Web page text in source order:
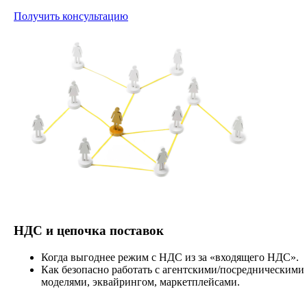
Получить консультацию
НДС и цепочка поставок
Когда выгоднее режим с НДС из за «входящего НДС».
Как безопасно работать с агентскими/посредническими
моделями, эквайрингом, маркетплейсами.